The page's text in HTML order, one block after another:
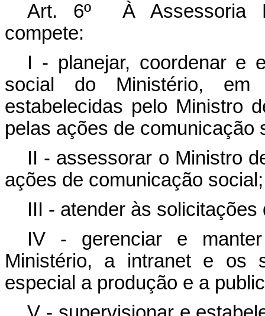
Art. 6º À Assessoria
compete:
I - planejar, coordenar e
social do Ministério, em
estabelecidas pelo Ministro
pelas ações de comunicação
II - assessorar o Ministro
ações de comunicação social;
III - atender às
IV - gerenciar e
Ministério, a intranet e os
especial a produção e a